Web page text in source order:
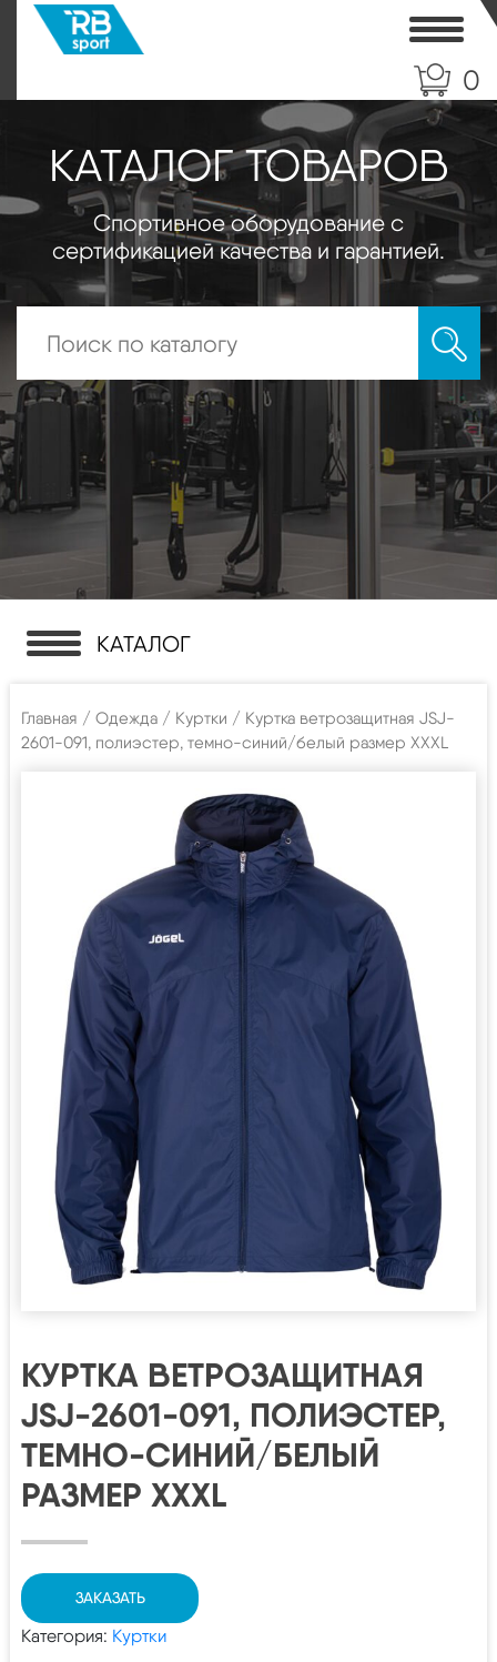
0
КАТАЛОГ ТОВАРОВ
Спортивное оборудование с
сертификацией качества и гарантией.
КАТАЛОГ
Главная / Одежда / Куртки / Куртка ветрозащитная JSJ-
2601-091, полиэстер, темно-синий/белый размер XXXL
КУРТКА ВЕТРОЗАЩИТНАЯ
JSJ-2601-091, ПОЛИЭСТЕР,
ТЕМНО-СИНИЙ/БЕЛЫЙ
РАЗМЕР XXXL
ЗАКАЗАТЬ
Категория: Куртки